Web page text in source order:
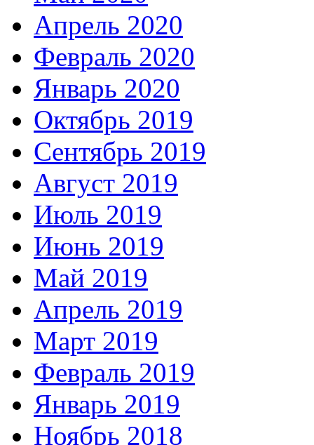
Апрель 2020
Февраль 2020
Январь 2020
Октябрь 2019
Сентябрь 2019
Август 2019
Июль 2019
Июнь 2019
Май 2019
Апрель 2019
Март 2019
Февраль 2019
Январь 2019
Ноябрь 2018